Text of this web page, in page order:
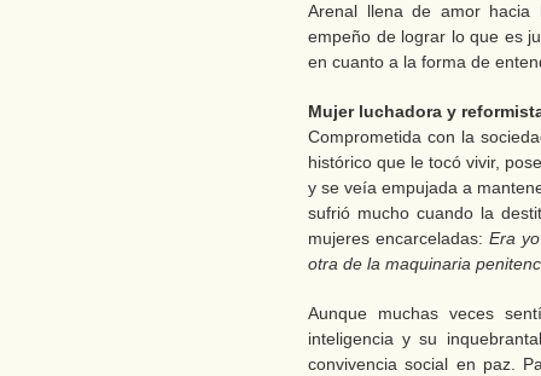
Arenal llena de amor
empeño de lograr lo que es
en cuanto a la forma de
Mujer luchadora y
Comprometida con la
histórico que le tocó vivir,
y se veía empujada a
sufrió mucho cuando la
mujeres encarceladas: Era
otra de la maquinaria
Aunque muchas veces
inteligencia y su
convivencia social en paz.